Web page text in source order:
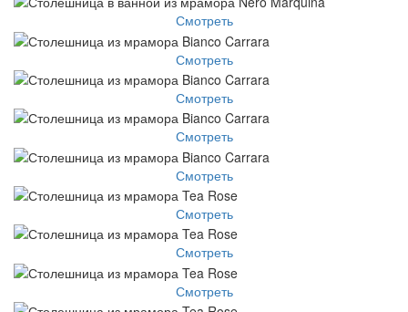
Смотреть
Смотреть
Смотреть
Смотреть
Смотреть
Смотреть
Смотреть
Смотреть